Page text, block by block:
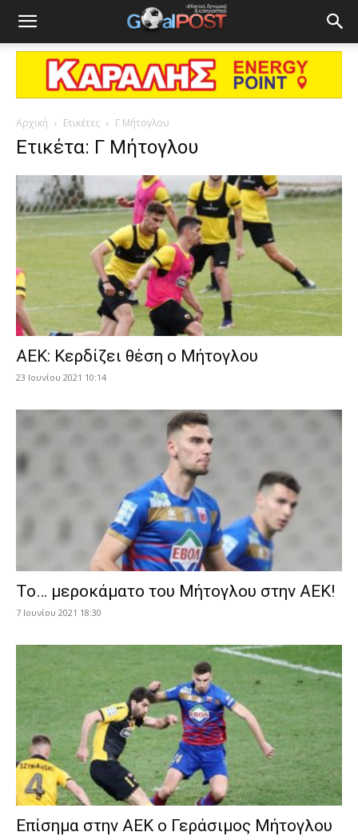
Αρχική Ετικέτες Γ Μήτογλου
Ετικέτα: Γ Μήτογλου
ΑΕΚ: Κερδίζει θέση ο Μήτογλου
23 Ιουνίου 2021 10:14
Το… μεροκάματο του Μήτογλου στην ΑΕΚ!
7 Ιουνίου 2021 18:30
Επίσημα στην ΑΕΚ ο Γεράσιμος Μήτογλου